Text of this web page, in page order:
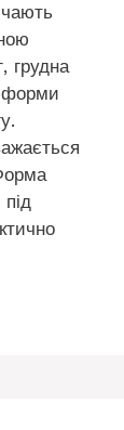
грудна
форми